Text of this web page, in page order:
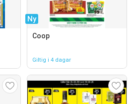
Ny
Coop
Giltig i 4 dagar